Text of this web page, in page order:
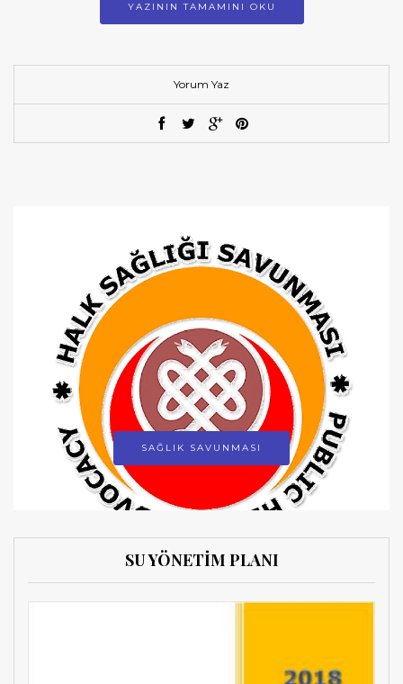
YAZININ TAMAMINI OKU
Yorum Yaz
SAĞLIK SAVUNMASI
SU YÖNETİM PLANI